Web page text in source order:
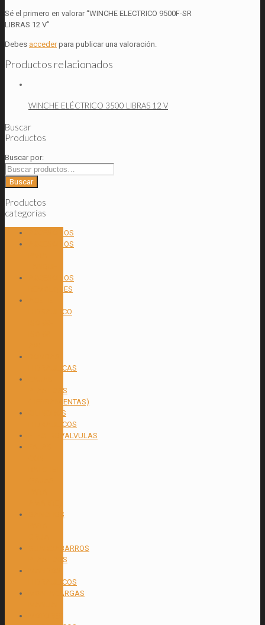
Sé el primero en valorar “WINCHE ELECTRICO 9500F-SR
LIBRAS 12 V”
Debes accederpara publicar una valoración.
Productos relacionados
WINCHE ELÉCTRICO 3500 LIBRAS 12 V
Buscar
Productos
Buscar por:
Buscar
Productos
categorías
ACCESORIOS
ACCESORIOS
ACCESORIOS
REMOLQUES
HIDRAULICO
HIDRAULICAS
PLÁSTICAS
(HERRAMIENTAS)
CILINDROS
HIDRAULICOS
ELECTROVALVULAS
GANCHOS
GUARDABARROS
PLÁSTICOS
HIDRAULICOS
MONTACARGAS